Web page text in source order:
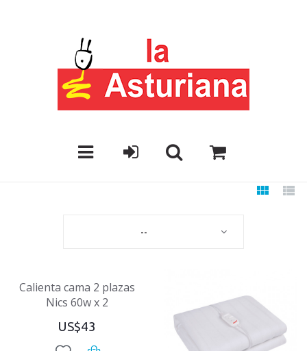
--
Calienta cama 2 plazas
Nics 60w x 2
US$43